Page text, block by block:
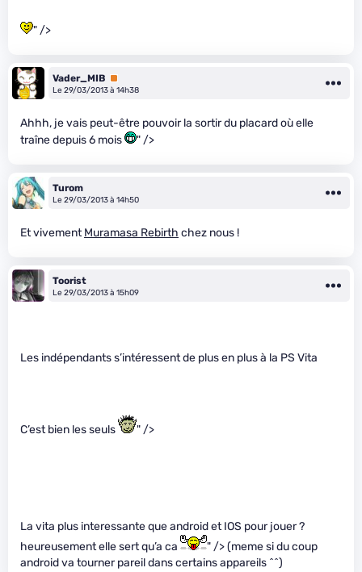
" />
Vader_MIB Premium
Le 29/03/2013 à 14h38
Ahhh, je vais peut-être pouvoir la sortir du placard où elle
traîne depuis 6 mois
" />
Turom
Le 29/03/2013 à 14h50
Et vivementMuramasa Rebirth chez nous !
Toorist
Le 29/03/2013 à 15h09
Les indépendants s’intéressent de plus en plus à la PS Vita
C’est bien les seuls " />
La vita plus interessante que android et IOS pour jouer ?
heureusement elle sert qu’a ca
" /> (meme si du coup
android va tourner pareil dans certains appareils ^^)